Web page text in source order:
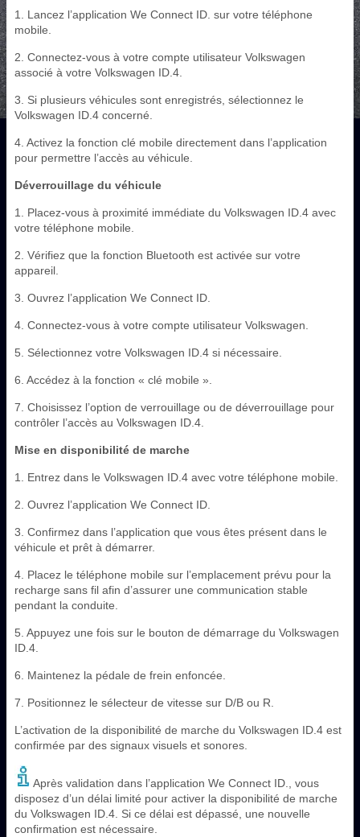
1. Lancez l’application We Connect ID. sur votre téléphone
mobile.
2. Connectez-vous à votre compte utilisateur Volkswagen
associé à votre Volkswagen ID.4.
3. Si plusieurs véhicules sont enregistrés, sélectionnez le
Volkswagen ID.4 concerné.
4. Activez la fonction clé mobile directement dans l’application
pour permettre l’accès au véhicule.
Déverrouillage du véhicule
1. Placez-vous à proximité immédiate du Volkswagen ID.4 avec
votre téléphone mobile.
2. Vérifiez que la fonction Bluetooth est activée sur votre
appareil.
3. Ouvrez l’application We Connect ID.
4. Connectez-vous à votre compte utilisateur Volkswagen.
5. Sélectionnez votre Volkswagen ID.4 si nécessaire.
6. Accédez à la fonction « clé mobile ».
7. Choisissez l’option de verrouillage ou de déverrouillage pour
contrôler l’accès au Volkswagen ID.4.
Mise en disponibilité de marche
1. Entrez dans le Volkswagen ID.4 avec votre téléphone mobile.
2. Ouvrez l’application We Connect ID.
3. Confirmez dans l’application que vous êtes présent dans le
véhicule et prêt à démarrer.
4. Placez le téléphone mobile sur l’emplacement prévu pour la
recharge sans fil afin d’assurer une communication stable
pendant la conduite.
5. Appuyez une fois sur le bouton de démarrage du Volkswagen
ID.4.
6. Maintenez la pédale de frein enfoncée.
7. Positionnez le sélecteur de vitesse sur D/B ou R.
L’activation de la disponibilité de marche du Volkswagen ID.4 est
confirmée par des signaux visuels et sonores.
Après validation dans l’application We Connect ID., vous
disposez d’un délai limité pour activer la disponibilité de marche
du Volkswagen ID.4. Si ce délai est dépassé, une nouvelle
confirmation est nécessaire.